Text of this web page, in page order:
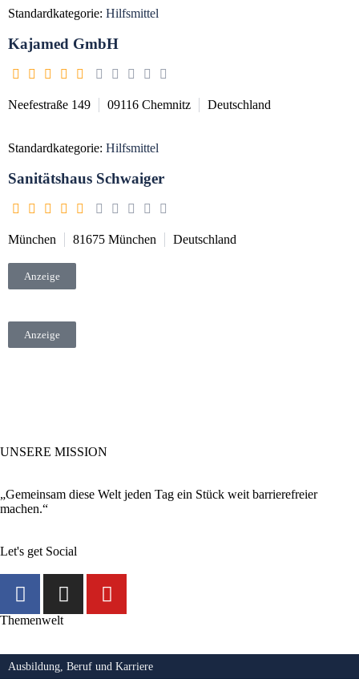
Standardkategorie: Hilfsmittel
Kajamed GmbH
Neefestraße 149 09116 Chemnitz Deutschland
Standardkategorie: Hilfsmittel
Sanitätshaus Schwaiger
München 81675 München Deutschland
Anzeige
Anzeige
UNSERE MISSION
„Gemeinsam diese Welt jeden Tag ein Stück weit barrierefreier
machen.“
Let's get Social
Themenwelt
Ausbildung, Beruf und Karriere